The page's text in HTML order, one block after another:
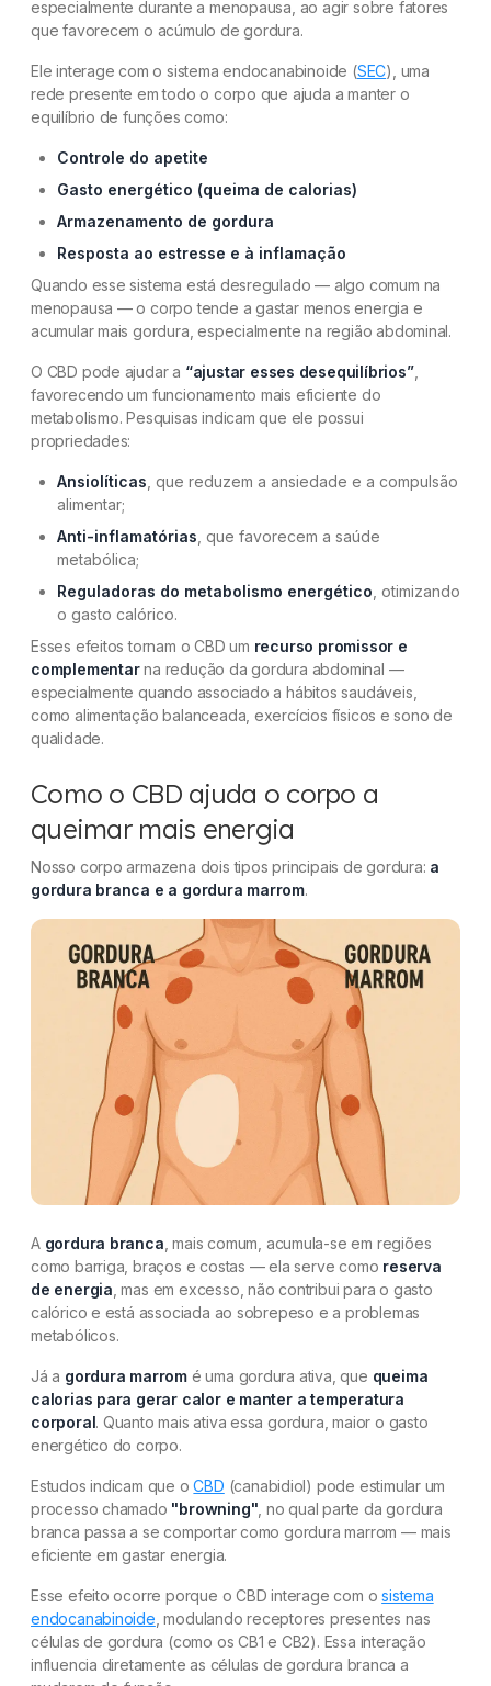
especialmente durante a menopausa, ao agir sobre fatores
que favorecem o acúmulo de gordura.
Ele interage com o sistema endocanabinoide (SEC), uma
rede presente em todo o corpo que ajuda a manter o
equilíbrio de funções como:
Controle do apetite
Gasto energético (queima de calorias)
Armazenamento de gordura
Resposta ao estresse e à inflamação
Quando esse sistema está desregulado — algo comum na
menopausa — o corpo tende a gastar menos energia e
acumular mais gordura, especialmente na região abdominal.
O CBD pode ajudar a “ajustar esses desequilíbrios”,
favorecendo um funcionamento mais eficiente do
metabolismo. Pesquisas indicam que ele possui
propriedades:
Ansiolíticas , que reduzem a ansiedade e a compulsão
alimentar;
Anti-inflamatórias , que favorecem a saúde
metabólica;
Reguladoras do metabolismo energético , otimizando
o gasto calórico.
Esses efeitos tornam o CBD um recurso promissor e
complementarna redução da gordura abdominal —
especialmente quando associado a hábitos saudáveis,
como alimentação balanceada, exercícios físicos e sono de
qualidade.
Como o CBD ajuda o corpo a
queimar mais energia
Nosso corpo armazena dois tipos principais de gordura: a
gordura branca e a gordura marrom.
A gordura branca , mais comum, acumula-se em regiões
como barriga, braços e costas — ela serve como reserva
de energia , mas em excesso, não contribui para o gasto
calórico e está associada ao sobrepeso e a problemas
metabólicos.
Já a gordura marrom é uma gordura ativa, que queima
calorias para gerar calor e manter a temperatura
corporal. Quanto mais ativa essa gordura, maior o gasto
energético do corpo.
Estudos indicam que oCBD (canabidiol) pode estimular um
processo chamado "browning" , no qual parte da gordura
branca passa a se comportar como gordura marrom — mais
eficiente em gastar energia.
Esse efeito ocorre porque o CBD interage com osistema
endocanabinoide , modulando receptores presentes nas
células de gordura (como os CB1 e CB2). Essa interação
influencia diretamente as células de gordura branca a